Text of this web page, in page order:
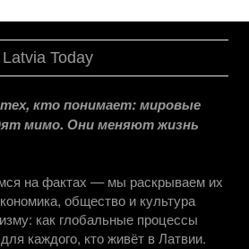
Latvia Today
кто понимает: мировые
мимо. Они меняют жизнь
на фактах — мы раскрываем их
общество и культура
как глобальные процессы
каждого, кто живёт в Латвии.